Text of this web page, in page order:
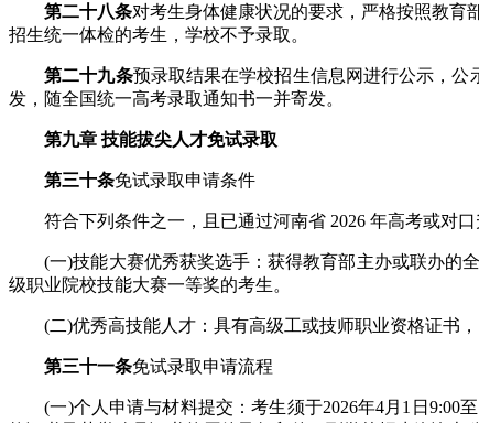
第二十八条对考生身体健康状况的要求，严格按照教育
招生统一体检的考生，学校不予录取。
第二十九条预录取结果在学校招生信息网进行公示，
发，随全国统一高考录取通知书一并寄发。
第九章 技能拔尖人才免试录取
第三十条免试录取申请条件
符合下列条件之一，且已通过河南省 2026 年高考或对口
(一)技能大赛优秀获奖选手：获得教育部主办或联办的全
级职业院校技能大赛一等奖的考生。
(二)优秀高技能人才：具有高级工或技师职业资格证书，
第三十一条免试录取申请流程
(一)个人申请与材料提交：考生须于2026年4月1日9:00至